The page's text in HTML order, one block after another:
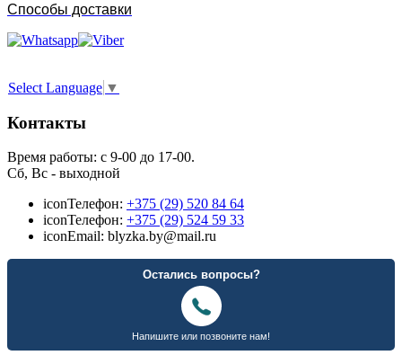
Способы доставки
Select Language ▼
Контакты
Время работы: с 9-00 до 17-00.
Сб, Вс - выходной
iconТелефон: +375 (29) 520 84 64
iconТелефон: +375 (29) 524 59 33
iconEmail: blyzka.by@mail.ru